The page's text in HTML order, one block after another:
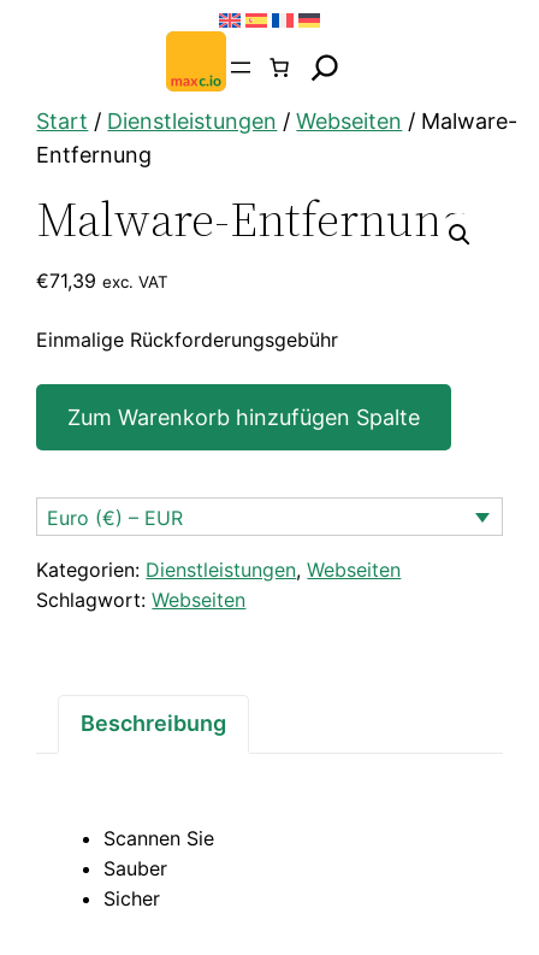
Start / Dienstleistungen /Webseiten / Malware-
Entfernung
Malware-Entfernung
€71,39 exc. VAT
Einmalige Rückforderungsgebühr
Malware-
Entfernung
Menge
Zum Warenkorb hinzufügen Spalte
Euro (€) – EUR
Kategorien: Dienstleistungen,Webseiten
Schlagwort:Webseiten
Beschreibung
Scannen Sie
Sauber
Sicher